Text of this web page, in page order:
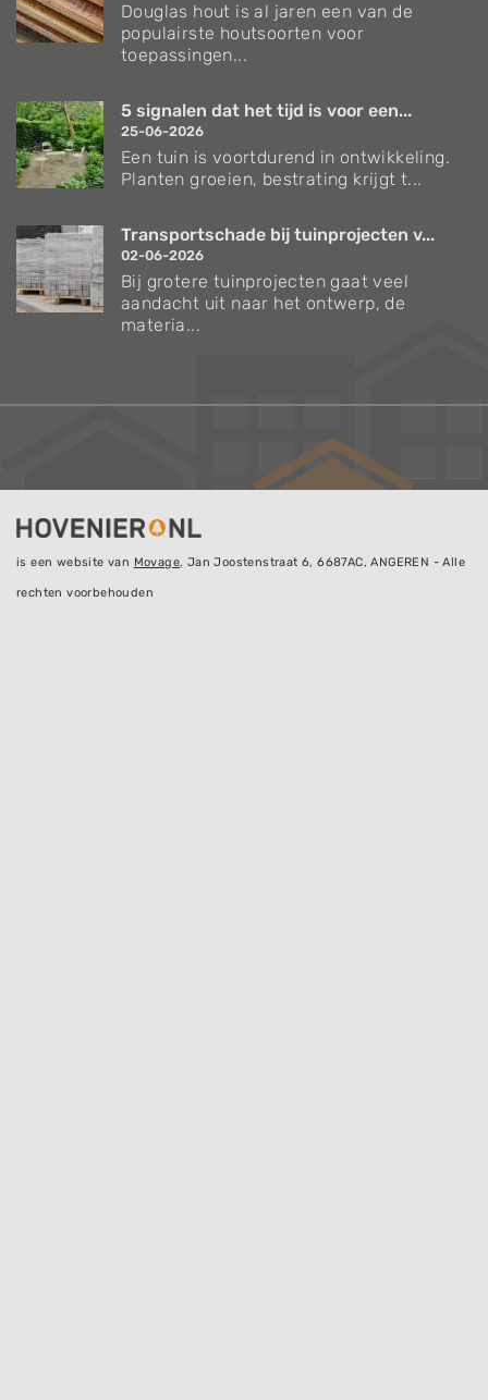
Douglas hout is al jaren een van de
populairste houtsoorten voor
toepassingen...
5 signalen dat het tijd is voor een...
25-06-2026
Een tuin is voortdurend in ontwikkeling.
Planten groeien, bestrating krijgt t...
Transportschade bij tuinprojecten v...
02-06-2026
Bij grotere tuinprojecten gaat veel
aandacht uit naar het ontwerp, de
materia...
is een website van Movage, Jan Joostenstraat 6, 6687AC, ANGEREN - Alle
rechten voorbehouden